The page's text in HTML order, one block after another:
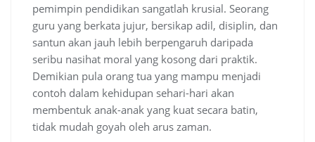
pemimpin pendidikan sangatlah krusial. Seorang
guru yang berkata jujur, bersikap adil, disiplin, dan
santun akan jauh lebih berpengaruh daripada
seribu nasihat moral yang kosong dari praktik.
Demikian pula orang tua yang mampu menjadi
contoh dalam kehidupan sehari-hari akan
membentuk anak-anak yang kuat secara batin,
tidak mudah goyah oleh arus zaman.